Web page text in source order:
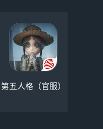
第五人格（官服）